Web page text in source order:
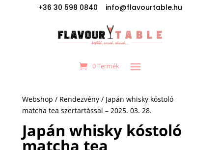
+36 30 598 0840 info@flavourtable.hu
0 Termék
Webshop / Rendezvény/ Japán whisky kóstoló
matcha tea szertartással – 2025. 03. 28.
Japán whisky kóstoló
matcha tea